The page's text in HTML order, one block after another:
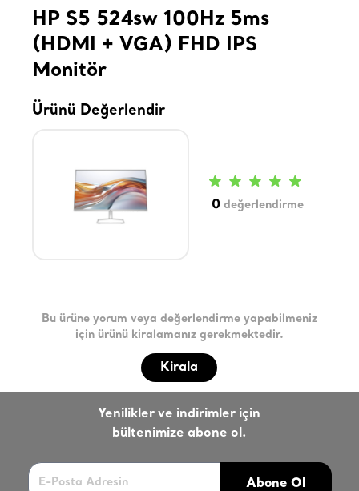
HP S5 524sw 100Hz 5ms
(HDMI + VGA) FHD IPS
Monitör
Ürünü Değerlendir
0 değerlendirme
Bu ürüne yorum veya değerlendirme yapabilmeniz
için ürünü kiralamanız gerekmektedir.
Kirala
Yenilikler ve indirimler için
bültenimize abone ol.
Abone Ol